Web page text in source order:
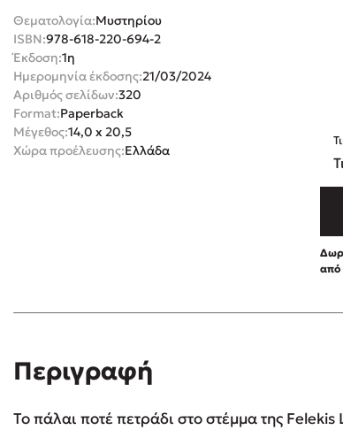
Playlist
Στέφανος Ξενάκης
Το λεξικό της ζωής σου
Ali
Θεματολογία:Μυστηρίου
ISBN:978-618-220-694-2
Έκδοση:1η
Ημερομηνία έκδοσης:21/03/2024
Αριθμός σελίδων:320
Format:Paperback
Μέγεθος:14,0 x 20,5
Χώρα προέλευσης:Ελλάδα
από
Περιγραφή
Το πάλαι ποτέ πετράδι στο στέμμα της